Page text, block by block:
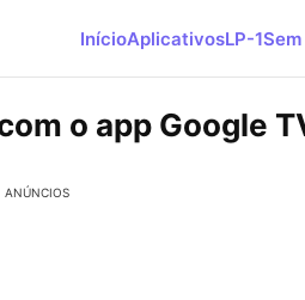
InícioAplicativosLP-1
o app Google
ANÚNCIOS